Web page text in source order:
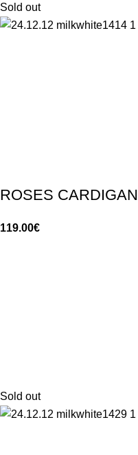
Sold out
ROSES CARDIGAN
119.00€
Sold out